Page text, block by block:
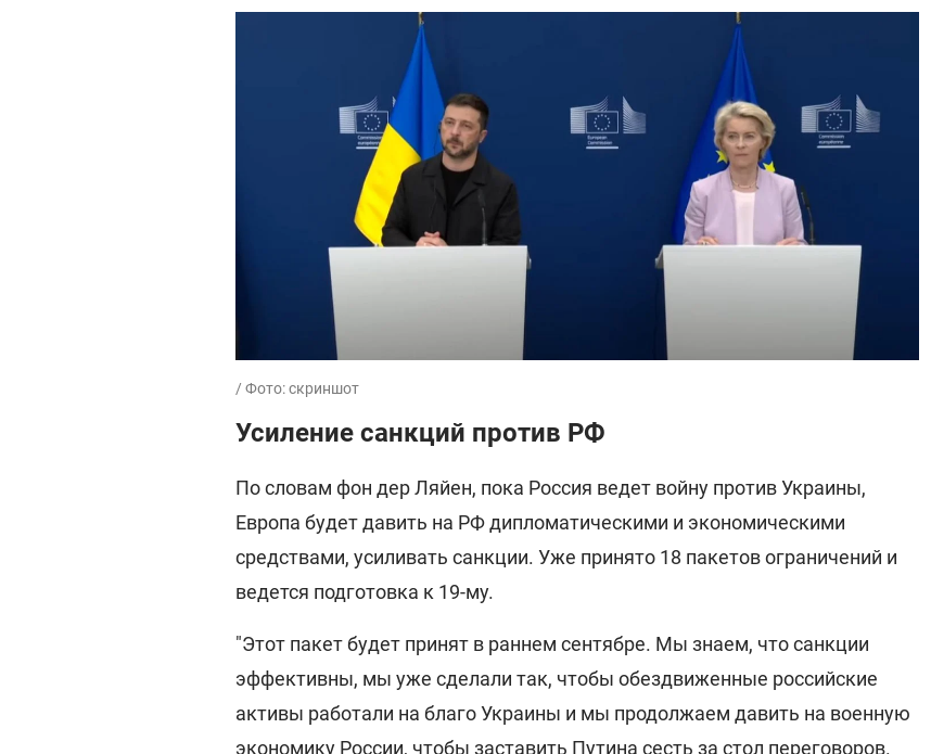
/ Фото: скриншот
Усиление санкций против РФ
По словам фон дер Ляйен, пока Россия ведет войну против Украины,
Европа будет давить на РФ дипломатическими и экономическими
средствами, усиливать санкции. Уже принято 18 пакетов ограничений и
ведется подготовка к 19-му.
"Этот пакет будет принят в раннем сентябре. Мы знаем, что санкции
эффективны, мы уже сделали так, чтобы обездвиженные российские
активы работали на благо Украины и мы продолжаем давить на военную
экономику России, чтобы заставить Путина сесть за стол переговоров.